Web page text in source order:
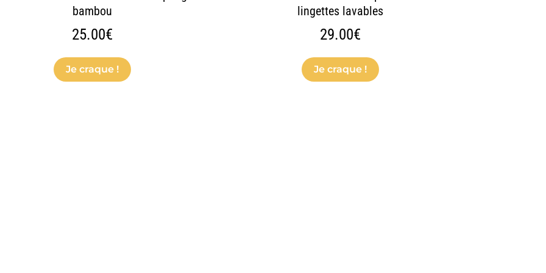
bambou
25.00€
Je craque !
lingettes lavables
29.00€
Je craque !